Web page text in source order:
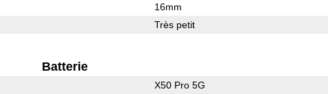
16mm
Très petit
Batterie
X50 Pro 5G